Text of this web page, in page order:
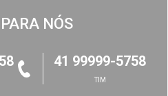
NÓS
41 99999-5758
TIM